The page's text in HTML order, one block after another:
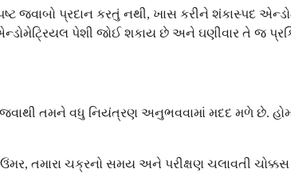
પ્રદાન કરતું નથી, ખાસ કરીને શંકાસ્પદ
પેશી જોઈ શકાય છે અને ઘણીવાર તે જ
તમને વધુ નિયંત્રણ અનુભવવામાં મદદ મળે છે.
ઉંમર, તમારા ચક્રનો સમય અને પરીક્ષણ ચલાવતી